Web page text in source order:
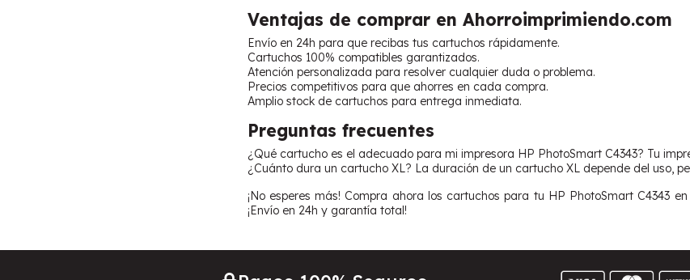
Ventajas de comprar en Ahorroimprimiendo.com
Envío en 24h para que recibas tus cartuchos rápidamente.
Cartuchos 100% compatibles garantizados.
Atención personalizada para resolver cualquier duda o problema.
Precios competitivos para que ahorres en cada compra.
Amplio stock de cartuchos para entrega inmediata.
Preguntas frecuentes
¿Qué cartucho es el adecuado para mi impresora HP PhotoSmart C4343? Tu
¿Cuánto dura un cartucho XL? La duración de un cartucho XL depende del uso,
¡No esperes más! Compra ahora los cartuchos para tu HP PhotoSmart C4343
¡Envío en 24h y garantía total!